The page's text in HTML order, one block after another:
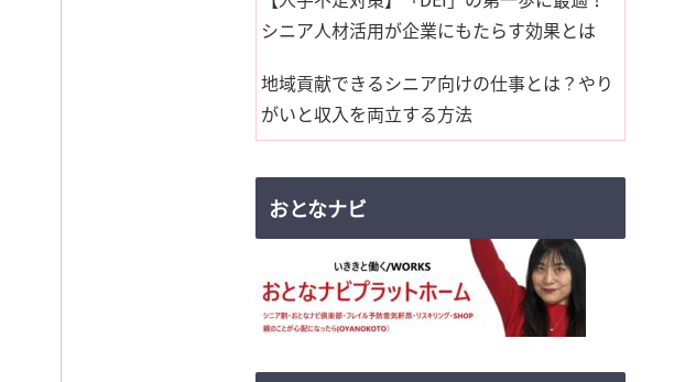
シニア人材活用が企業にもたらす効果とは
地域貢献できるシニア向けの仕事とは？やり
がいと収入を両立する方法
おとなナビ